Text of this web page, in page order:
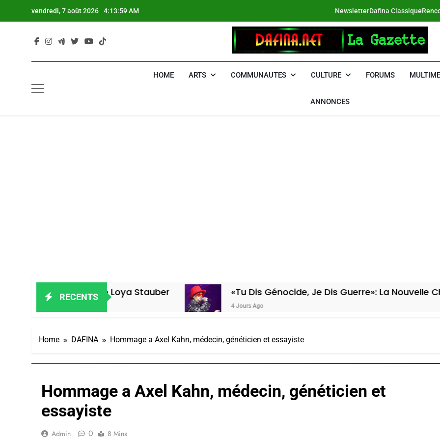
vendredi, 7 août 2026 4:14:00 AM NewsletterDafina Classique
DAFINA
HOME ARTS COMMUNAUTES CULTURE FORUMS
ANNONCES
RECENTS
De Loya Stauber «Tu Dis Génocide, Je Dis Guerre»: La Nouvelle Chanson De Boy
4 Jours Ago
Home DAFINA Hommage a Axel Kahn, médecin, généticien et essayiste
Hommage a Axel Kahn, médecin, généticien et
essayiste
Admin 0 8 Mins